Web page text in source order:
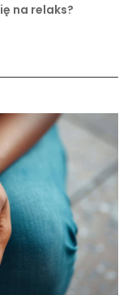
na relaks?